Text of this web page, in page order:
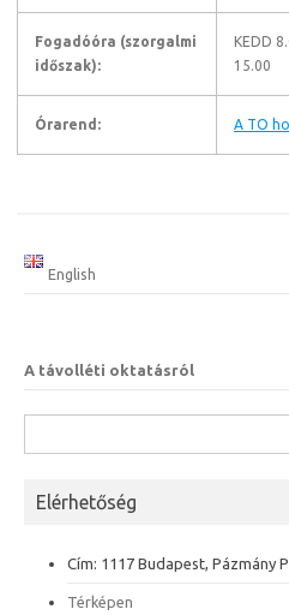
Fogadóóra (szorgalmi
időszak):
KEDD
15.00
Órarend: A TO
English
A távolléti oktatásról
Elérhetőség
Cím: 1117 Budapest, Pázmány
Térképen